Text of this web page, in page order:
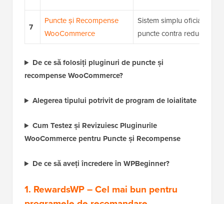
7
Puncte și Recompense
WooCommerce
Sistem simplu oficial
puncte contra reduceri
De ce să folosiți pluginuri de puncte și
recompense WooCommerce?
Alegerea tipului potrivit de program de loialitate
Cum Testez și Revizuiesc Pluginurile
WooCommerce pentru Puncte și Recompense
De ce să aveți încredere în WPBeginner?
1. RewardsWP– Cel mai bun pentru